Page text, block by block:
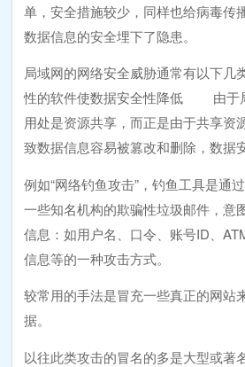
单，安全措施较少，同样也给病毒传
数据信息的安全埋下了隐患。
局域网的网络安全威胁通常有以
性的软件使数据安全性降低 由于
用处是资源共享，而正是由于共享资
致数据信息容易被篡改和删除，数据
例如“网络钓鱼攻击”，钓鱼工具是通
一些知名机构的欺骗性垃圾邮件，意
信息：如用户名、口令、账号ID、
信息等的一种攻击方式。
较常用的手法是冒充一些真正的网站
据。
以往此类攻击的冒名的多是大型或著